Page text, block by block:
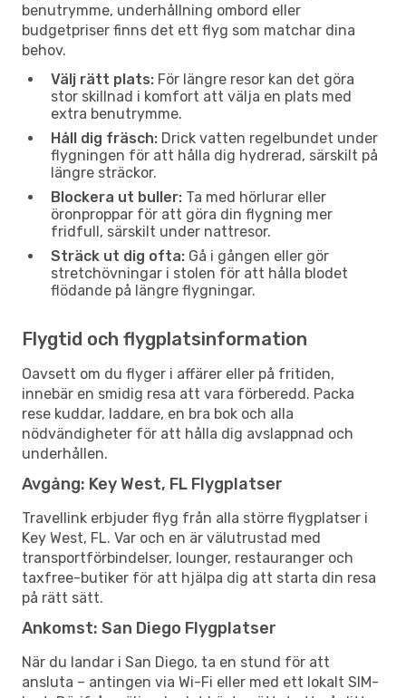
benutrymme, underhållning ombord eller
budgetpriser finns det ett flyg som matchar dina
behov.
Välj rätt plats: För längre resor kan det göra
stor skillnad i komfort att välja en plats med
extra benutrymme.
Håll dig fräsch: Drick vatten regelbundet under
flygningen för att hålla dig hydrerad, särskilt på
längre sträckor.
Blockera ut buller: Ta med hörlurar eller
öronproppar för att göra din flygning mer
fridfull, särskilt under nattresor.
Sträck ut dig ofta: Gå i gången eller gör
stretchövningar i stolen för att hålla blodet
flödande på längre flygningar.
Flygtid och flygplatsinformation
Oavsett om du flyger i affärer eller på fritiden,
innebär en smidig resa att vara förberedd. Packa
rese kuddar, laddare, en bra bok och alla
nödvändigheter för att hålla dig avslappnad och
underhållen.
Avgång: Key West, FL Flygplatser
Travellink erbjuder flyg från alla större flygplatser i
Key West, FL. Var och en är välutrustad med
transportförbindelser, lounger, restauranger och
taxfree-butiker för att hjälpa dig att starta din resa
på rätt sätt.
Ankomst: San Diego Flygplatser
När du landar i San Diego, ta en stund för att
ansluta – antingen via Wi-Fi eller med ett lokalt SIM-